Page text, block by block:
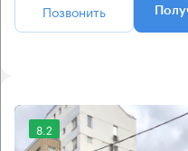
Позвонить
8.2